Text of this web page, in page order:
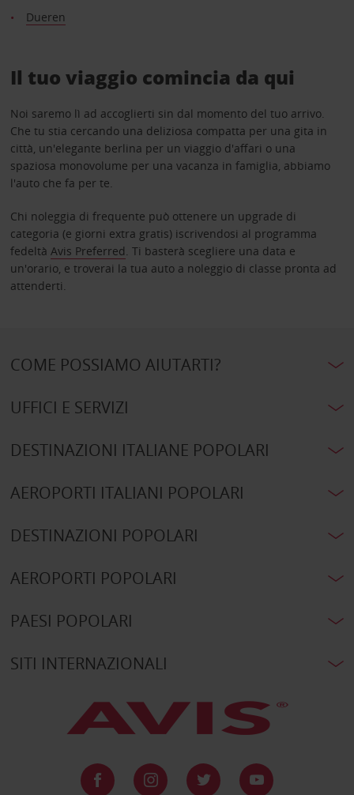
Dueren
Il tuo viaggio comincia da qui
Noi saremo lì ad accoglierti sin dal momento del tuo arrivo.
Che tu stia cercando una deliziosa compatta per una gita in
città, un'elegante berlina per un viaggio d'affari o una
spaziosa monovolume per una vacanza in famiglia, abbiamo
l'auto che fa per te.
Chi noleggia di frequente può ottenere un upgrade di
categoria (e giorni extra gratis) iscrivendosi al programma
fedeltà Avis Preferred. Ti basterà scegliere una data e
un'orario, e troverai la tua auto a noleggio di classe pronta ad
attenderti.
COME POSSIAMO AIUTARTI?
UFFICI E SERVIZI
DESTINAZIONI ITALIANE POPOLARI
AEROPORTI ITALIANI POPOLARI
DESTINAZIONI POPOLARI
AEROPORTI POPOLARI
PAESI POPOLARI
SITI INTERNAZIONALI